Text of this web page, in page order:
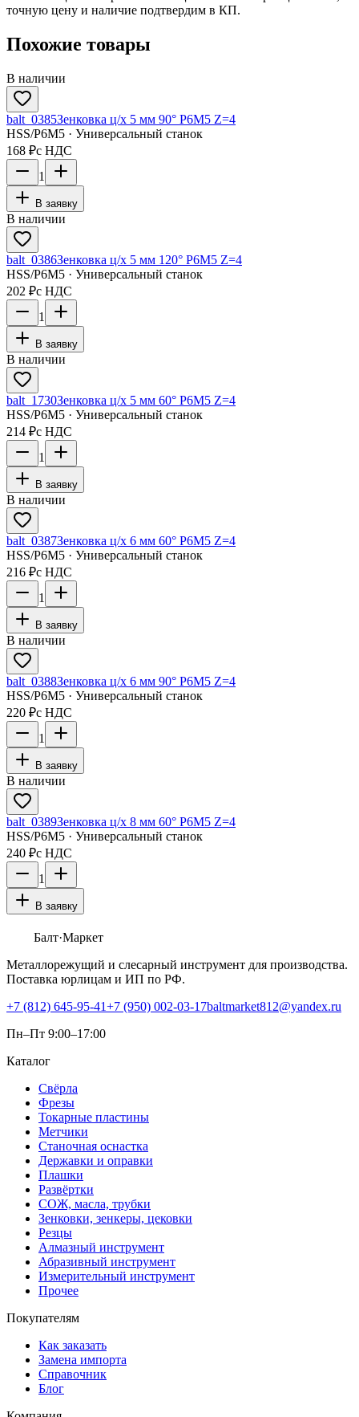
точную цену и наличие подтвердим в КП.
Похожие товары
В наличии
balt_0385Зенковка ц/х 5 мм 90° Р6М5 Z=4
HSS/Р6М5 · Универсальный станок
168 ₽с НДС
1
В заявку
В наличии
balt_0386Зенковка ц/х 5 мм 120° Р6М5 Z=4
HSS/Р6М5 · Универсальный станок
202 ₽с НДС
1
В заявку
В наличии
balt_1730Зенковка ц/х 5 мм 60° Р6М5 Z=4
HSS/Р6М5 · Универсальный станок
214 ₽с НДС
1
В заявку
В наличии
balt_0387Зенковка ц/х 6 мм 60° Р6М5 Z=4
HSS/Р6М5 · Универсальный станок
216 ₽с НДС
1
В заявку
В наличии
balt_0388Зенковка ц/х 6 мм 90° Р6М5 Z=4
HSS/Р6М5 · Универсальный станок
220 ₽с НДС
1
В заявку
В наличии
balt_0389Зенковка ц/х 8 мм 60° Р6М5 Z=4
HSS/Р6М5 · Универсальный станок
240 ₽с НДС
1
В заявку
Балт·Маркет
Металлорежущий и слесарный инструмент для производства.
Поставка юрлицам и ИП по РФ.
+7 (812) 645-95-41+7 (950) 002-03-17baltmarket812@yandex.ru
Пн–Пт 9:00–17:00
Каталог
Свёрла
Фрезы
Токарные пластины
Метчики
Станочная оснастка
Державки и оправки
Плашки
Развёртки
СОЖ, масла, трубки
Зенковки, зенкеры, цековки
Резцы
Алмазный инструмент
Абразивный инструмент
Измерительный инструмент
Прочее
Покупателям
Как заказать
Замена импорта
Справочник
Блог